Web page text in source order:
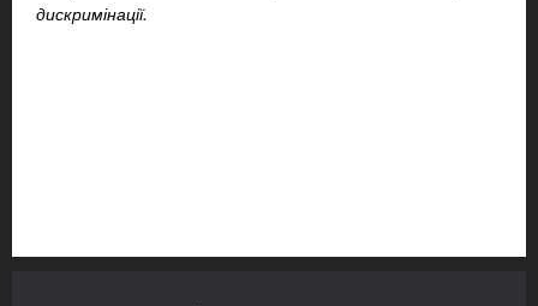
дискримінації.